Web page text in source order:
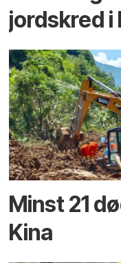
jord­skred i
Minst 21
Kina